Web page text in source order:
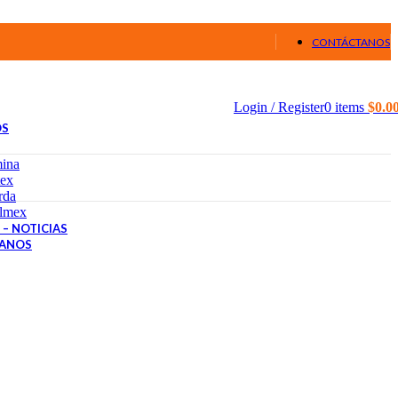
CONTÁCTANOS
Login / Register0 items $
NOTICIAS